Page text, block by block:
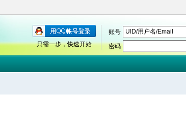
账号
密码
只需一步，快速开始